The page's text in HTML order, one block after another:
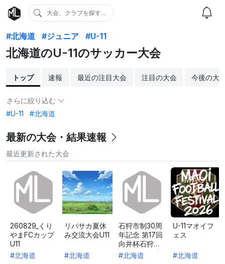
大会、クラブを探す...
#北海道 #ジュニア #U-11
北海道のU-11のサッカー大会
トップ 速報 最近の注目大会 注目の大会 今後の大
さらに絞り込む
#U-11
#北海道
最新の大会・結果速報
最近更新された大会
260829_くり
やまFCカップ
U11
#北海道
リバサカ夏休
み交流大会U11
#北海道
石狩市制30周
年記念 第17回
向井杯石狩少
年サッカー大
会
#北海道
U-11マオイフ
ェス
#北海道